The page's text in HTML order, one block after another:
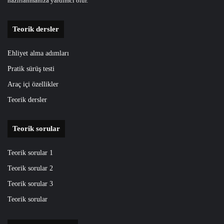
Teorik dersler
Ehliyet alma adımları
Pratik sürüş testi
Araç içi özellikler
Teorik dersler
Teorik sorular
Teorik sorular 1
Teorik sorular 2
Teorik sorular 3
Teorik sorular